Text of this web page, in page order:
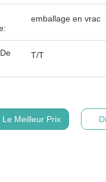
emballage en vrac
T/T
Le Meilleur Prix